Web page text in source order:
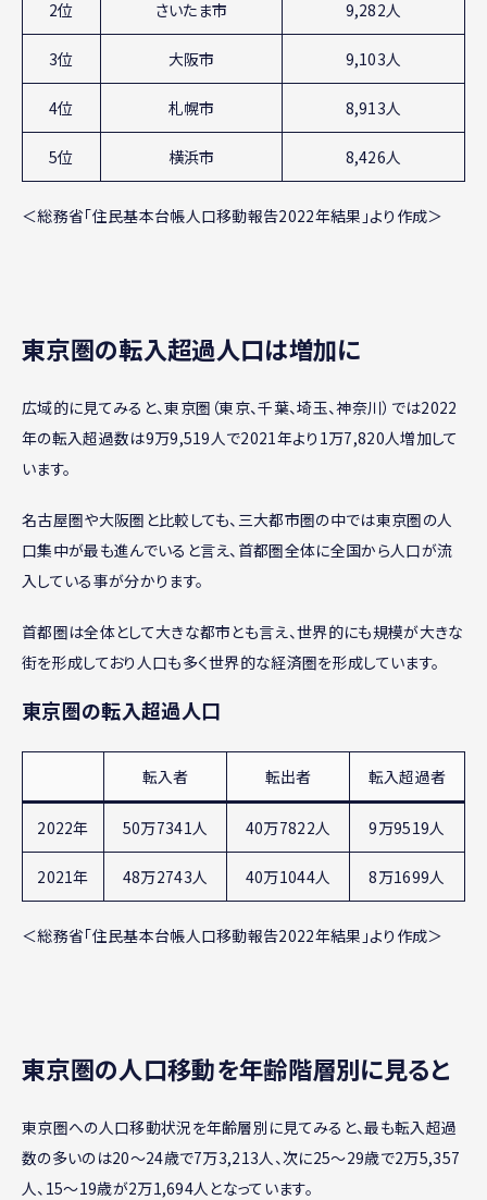
2位 さいたま市 9,282人
3位 大阪市 9,103人
4位 札幌市 8,913人
5位 横浜市 8,426人
＜総務省「住民基本台帳人口移動報告2022年結果」より作成＞
東京圏の転入超過人口は増加に
広域的に見てみると、東京圏（東京、千葉、埼玉、神奈川）では2022
年の転入超過数は9万9,519人で2021年より1万7,820人増加して
います。
名古屋圏や大阪圏と比較しても、三大都市圏の中では東京圏の人
口集中が最も進んでいると言え、首都圏全体に全国から人口が流
入している事が分かります。
首都圏は全体として大きな都市とも言え、世界的にも規模が大きな
街を形成しており人口も多く世界的な経済圏を形成しています。
東京圏の転入超過人口
転入者 転出者 転入超過者
2022年 50万7341人 40万7822人 9万9519人
2021年 48万2743人 40万1044人 8万1699人
＜総務省「住民基本台帳人口移動報告2022年結果」より作成＞
東京圏の人口移動を年齢階層別に見ると
東京圏への人口移動状況を年齢層別に見てみると、最も転入超過
数の多いのは20～24歳で7万3,213人、次に25～29歳で2万5,357
人、15～19歳が2万1,694人となっています。